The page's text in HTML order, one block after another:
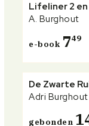
Lifeliner 2 en
A. Burghout
e-book 749
De Zwarte
Adri Burghout
gebonden